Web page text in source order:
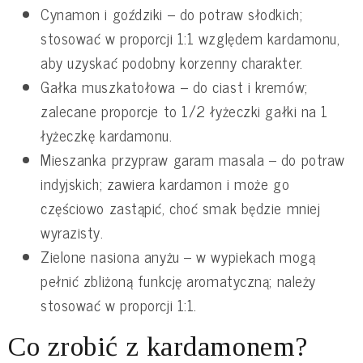
Cynamon i goździki – do potraw słodkich;
stosować w proporcji 1:1 względem kardamonu,
aby uzyskać podobny korzenny charakter.
Gałka muszkatołowa – do ciast i kremów;
zalecane proporcje to 1/2 łyżeczki gałki na 1
łyżeczkę kardamonu.
Mieszanka przypraw garam masala – do potraw
indyjskich; zawiera kardamon i może go
częściowo zastąpić, choć smak będzie mniej
wyrazisty.
Zielone nasiona anyżu – w wypiekach mogą
pełnić zbliżoną funkcję aromatyczną; należy
stosować w proporcji 1:1.
Co zrobić z kardamonem?